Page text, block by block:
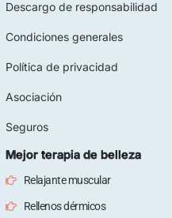
Descargo de responsabilidad
Condiciones generales
Política de privacidad
Asociación
Seguros
Mejor terapia de belleza
Relajante muscular
Rellenos dérmicos